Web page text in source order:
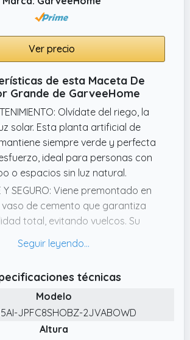
Ver precio
de esta Maceta De
Grande de GarveeHome
Olvídate del riego, la
solar. Esta planta artificial de
siempre verde y perfecta
ideal para personas con
o espacios sin luz natural.
Y SEGURO: Viene premontado en
de cemento que garantiza
total, evitando vuelcos. Su
niños, mascotas o zonas de
ULTRARREALISTA: Fabricado con
duraderas y un tronco curvo
imita la forma natural de un
color verde vivo y su textura
técnicas
Modelo
JPFC8SHOBZ-2JVABOWD
Altura